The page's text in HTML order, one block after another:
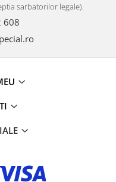
sarbatorilor legale).
608